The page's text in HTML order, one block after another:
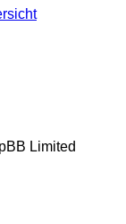
Limited